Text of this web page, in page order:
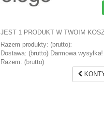
JEST 1 PRODUKT W TWOIM
Razem produkty: (brutto):
Dostawa: (brutto) Darmowa wysyłka!
Razem: (brutto)